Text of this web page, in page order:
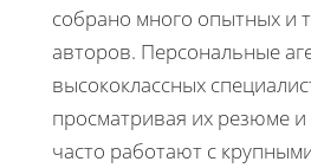
собрано много опытных и
авторов. Персональные
высококлассных
просматривая их резюме
часто работают с